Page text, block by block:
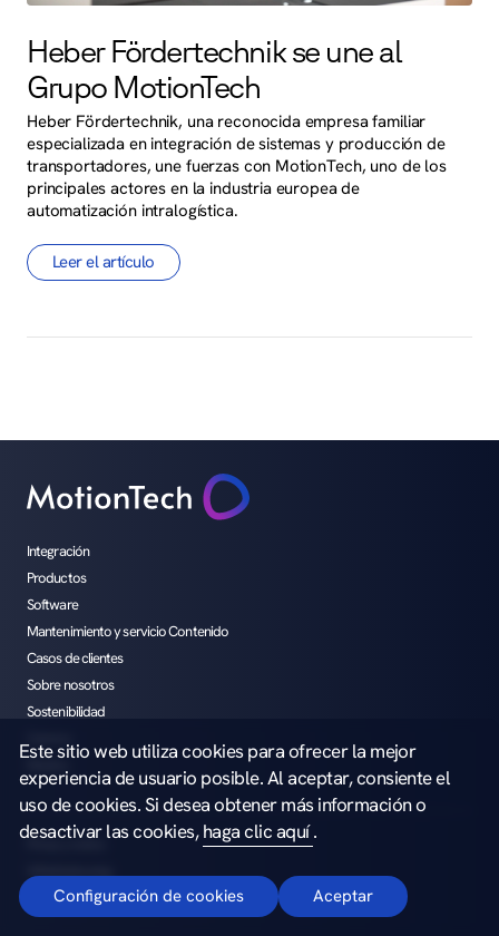
Heber Fördertechnik se une al
Grupo MotionTech
Heber Fördertechnik, una reconocida empresa familiar
especializada en integración de sistemas y producción de
transportadores, une fuerzas con MotionTech, uno de los
principales actores en la industria europea de
automatización intralogística.
Leer el artículo
Integración
Productos
Software
Mantenimiento y servicio Contenido
Casos de clientes
Sobre nosotros
Sostenibilidad
Medios
Copyright ©2026 MotionTech
Privacy notice
Este sitio web utiliza cookies para ofrecer la mejor
experiencia de usuario posible. Al aceptar, consiente el
uso de cookies. Si desea obtener más información o
desactivar las cookies,haga clic aquí.
Configuración de cookies Aceptar